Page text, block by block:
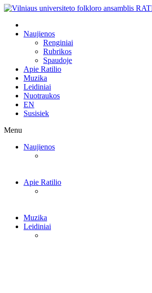
Naujienos
Renginiai
Rubrikos
Spaudoje
Apie Ratilio
Muzika
Leidiniai
Nuotraukos
EN
Susisiek
Menu
Naujienos
Apie Ratilio
Muzika
Leidiniai